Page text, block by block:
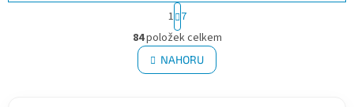
O
v
l
á
S
t
r
á
n
k
1 7
84položek celkem
NAHORU